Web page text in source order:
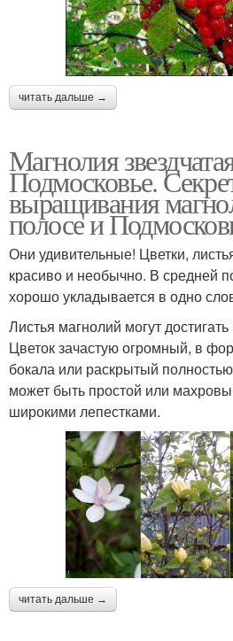
читать дальше →
Магнолия
Подмосковье.
выращивания
полосе и
Они удивительные! Цветки,
красиво и необычно. В средней
хорошо укладывается в одно
Листья магнолий могут
Цветок зачастую огромный, в
бокала или раскрытый
может быть простой или
широкими лепестками.
читать дальше →